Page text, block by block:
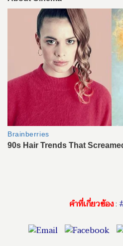
คำที่เกี่ยวข้อง: